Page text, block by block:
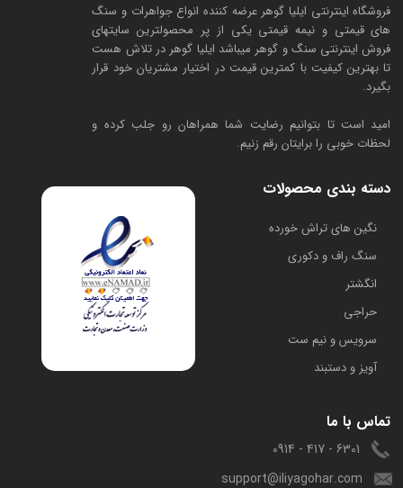
فروشگاه اینترنتی ایلیا گوهر عرضه کننده انواع جواهرات و سنگ
های قیمتی و نیمه قیمتی یکی از پر محصولترین سایتهای
فروش اینترنتی سنگ و گوهر میباشد ایلیا گوهر در تلاش هست
تا بهترین کیفیت با کمترین قیمت در اختیار مشتریان خود قرار
بگیرد.
امید است تا بتوانیم رضایت شما همراهان رو جلب کرده و
لحظات خوبی را برایتان رقم زنیم.
دسته بندی محصولات
​نگین های تراش خورده
سنگ راف و دکوری
انگشتر
حراجی
سرویس و نیم ست
آویز و دستبند
تماس با ما
6301 - 417 - 0914
support@iliyagohar.com